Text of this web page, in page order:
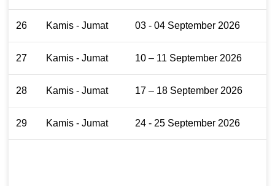
26 Kamis - Jumat 03 - 04 September 2026
27 Kamis - Jumat 10 – 11 September 2026
28 Kamis - Jumat 17 – 18 September 2026
29 Kamis - Jumat 24 - 25 September 2026